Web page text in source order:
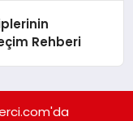
Rehberi